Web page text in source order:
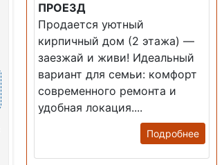
ПРОЕЗД
Продается уютный
кирпичный дом (2 этажа) —
заезжай и живи! ​Идеальный
вариант для семьи: комфорт
современного ремонта и
удобная локация....
Подробнее